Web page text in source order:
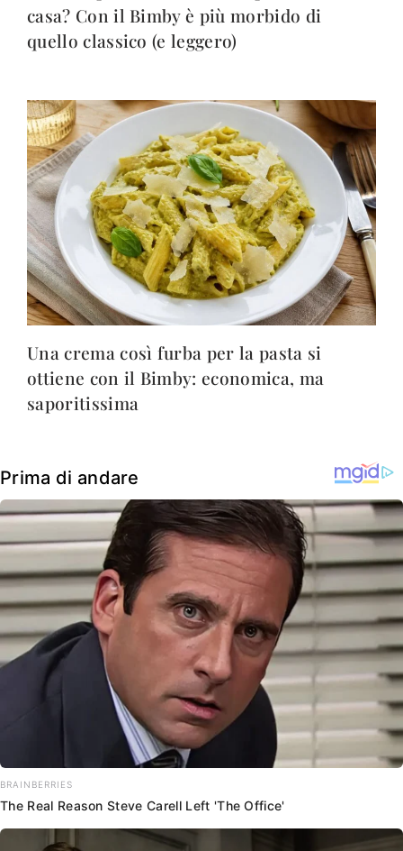
casa? Con il Bimby è più morbido di
quello classico (e leggero)
Una crema così furba per la pasta si
ottiene con il Bimby: economica, ma
saporitissima
Prima di andare
BRAINBERRIES
The Real Reason Steve Carell Left 'The Office'